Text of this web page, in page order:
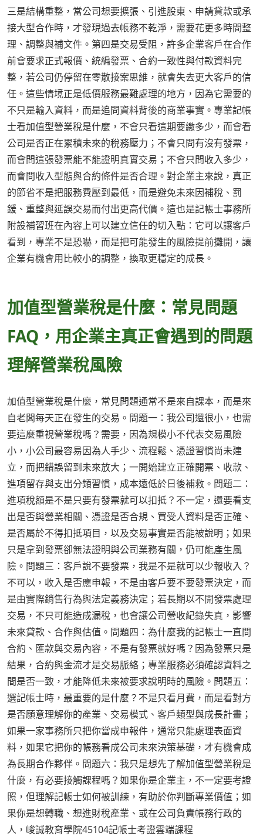
三是結構重整，當公司想要擴張、引進股東、申請貸款或承
接大型合作時，才發現過去帳務不乾淨，需要花更多時間整
理、調整與補文件。第四是交易受阻，許多企業客戶在合作
前會要求正式報價、統編發票、合約一致性與付款資料完
整，若公司仍停留在零散接案思維，就會失去更大客戶的信
任。這些情境正是低價服務最難處理的地方，因為它需要的
不只是輸入資料，而是追問資料背後的商業事實。專業記帳
士看加值型營業稅是什麼，不會只看這期要繳多少，而會看
公司是否正在累積未來的稅務壓力；不會只問有沒有發票，
而會問這張發票能不能證明真實交易；不會只問收入多少，
而會問收入型態與合約條件是否合理。對企業主來說，真正
的節省不是把服務費壓到最低，而是避免未來因補稅、罰
鍰、重整與延誤交易而付出更高代價。這也是記帳士事務所
附設補習班在內容上可以建立信任的切入點：它可以讓客戶
看到，專業不是恐嚇，而是把可能發生的風險提前攤開，讓
企業有機會用比較小的調整，換取更穩定的成長。
加值型營業稅是什麼：常見問題
FAQ，用企業主真正會遇到的問題
理解營業稅風險
加值型營業稅是什麼，常見問題通常不是來自課本，而是來
自老闆每天正在發生的交易。問題一：我公司還很小，也需
要這麼重視營業稅嗎？需要，因為規模小不代表交易風險
小，小公司最容易因為人手少、流程鬆、憑證習慣尚未建
立，而把錯誤留到未來放大；一開始建立正確開票、收款、
進項留存與支出分類習慣，成本遠低於日後補救。問題二：
進項稅額是不是只要有發票就可以扣抵？不一定，還要看支
出是否與營業相關、憑證是否合規、買受人資料是否正確、
是否屬於不得扣抵項目，以及交易事實是否能被說明；如果
只是拿到發票卻無法證明與公司業務有關，仍可能產生風
險。問題三：客戶說不要發票，我是不是就可以少報收入？
不可以，收入是否應申報，不是由客戶要不要發票決定，而
是由實際銷售行為與法定義務決定；若長期以不開發票處理
交易，不只可能造成漏稅，也會讓公司營收紀錄失真，影響
未來貸款、合作與估值。問題四：為什麼我的記帳士一直問
合約、匯款與交易內容，不是有發票就好嗎？因為發票只是
結果，合約與金流才是交易脈絡；專業服務必須確認資料之
間是否一致，才能降低未來被要求說明時的風險。問題五：
選記帳士時，最重要的是什麼？不是只看月費，而是看對方
是否願意理解你的產業、交易模式、客戶類型與成長計畫；
如果一家事務所只把你當成申報件，通常只能處理表面資
料，如果它把你的帳務看成公司未來決策基礎，才有機會成
為長期合作夥伴。問題六：我只是想先了解加值型營業稅是
什麼，有必要接觸課程嗎？如果你是企業主，不一定要考證
照，但理解記帳士如何被訓練，有助於你判斷專業價值；如
果你是想轉職、想進財稅產業、或在公司負責帳務行政的
人，峻誠教育學院45104記帳士考證雲端課程